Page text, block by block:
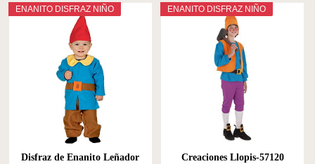
ENANITO DISFRAZ NIÑO
Disfraz de Enanito Leñador
ENANITO DISFRAZ NIÑO
Creaciones Llopis-57120